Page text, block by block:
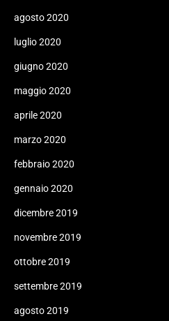
agosto 2020
luglio 2020
giugno 2020
maggio 2020
aprile 2020
marzo 2020
febbraio 2020
gennaio 2020
dicembre 2019
novembre 2019
ottobre 2019
settembre 2019
agosto 2019